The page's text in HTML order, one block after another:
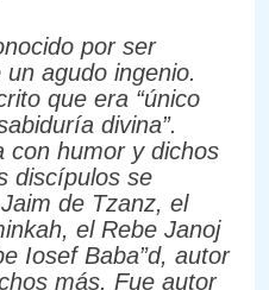
por ser
agudo ingenio.
que era “único
divina”.
con humor y dichos
discípulos se
de Tzanz, el
el Rebe Janoj
Iosef Baba”d, autor
más. Fue autor